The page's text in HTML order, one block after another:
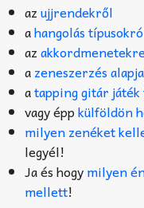
azujjrendekről
ahangolás
az
azeneszerzés
atapping gitár
vagy éppkülföldön
milyen zenéket
legyél!
Ja és hogymilyen
mellett!